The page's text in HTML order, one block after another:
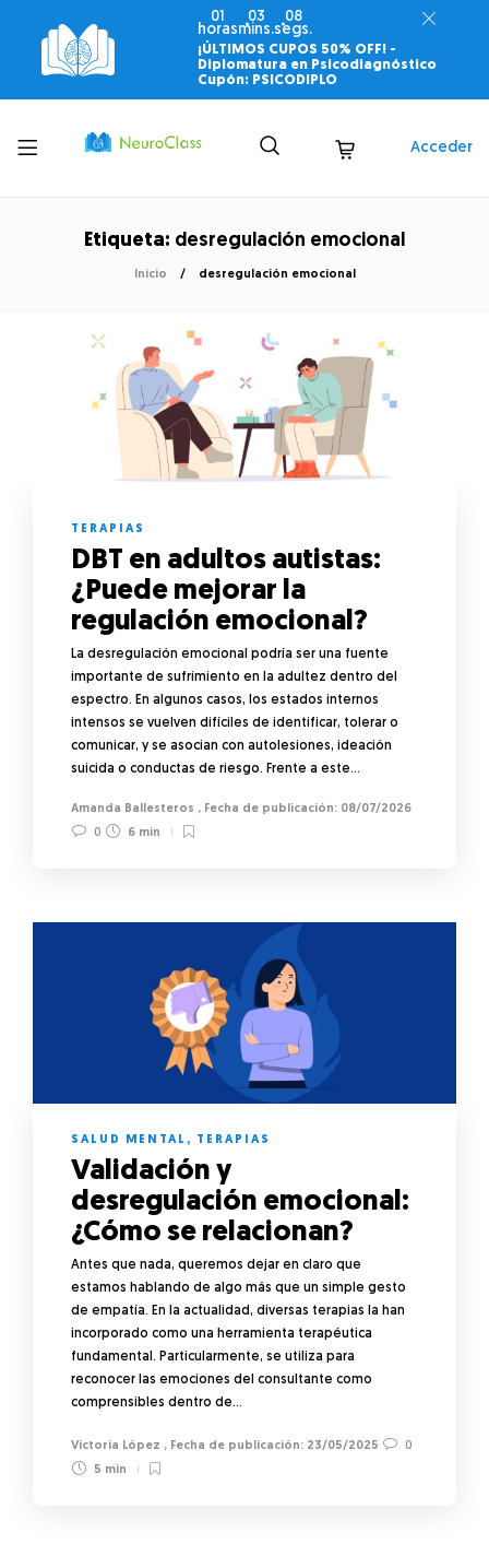
01
horas
03
mins.
07
segs.
¡ÚLTIMOS CUPOS 50% OFF! -
Diplomatura en Psicodiagnóstico
Cupón: PSICODIPLO
Toggle
menu
Acceder
Etiqueta: desregulación emocional
Inicio desregulación emocional
TERAPIAS
DBT en adultos autistas:
¿Puede mejorar la
regulación emocional?
La desregulación emocional podría ser una fuente
importante de sufrimiento en la adultez dentro del
espectro. En algunos casos, los estados internos
intensos se vuelven difíciles de identificar, tolerar o
comunicar, y se asocian con autolesiones, ideación
suicida o conductas de riesgo. Frente a este…
Amanda Ballesteros ,
08/07/2026
0
6 min
SALUD MENTAL , TERAPIAS
Validación y
desregulación emocional:
¿Cómo se relacionan?
Antes que nada, queremos dejar en claro que
estamos hablando de algo más que un simple gesto
de empatía. En la actualidad, diversas terapias la han
incorporado como una herramienta terapéutica
fundamental. Particularmente, se utiliza para
reconocer las emociones del consultante como
comprensibles dentro de…
Victoria López , 23/05/2025
0
5 min